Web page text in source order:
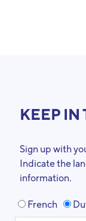
KEEP IN
Sign up with
Indicate the
information.
French